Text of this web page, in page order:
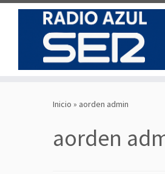
Inicio » aorden admin
aorden